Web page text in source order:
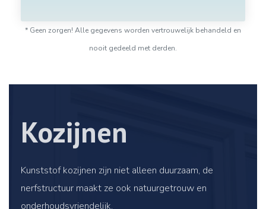
* Geen zorgen! Alle gegevens worden vertrouwelijk behandeld en
nooit gedeeld met derden.
Kozijnen
Kunststof kozijnen zijn niet alleen duurzaam, de
nerfstructuur maakt ze ook natuurgetrouw en
onderhoudsvriendelijk.